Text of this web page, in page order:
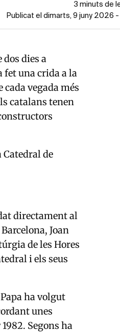
3 minuts de
Publicat el dimarts, 9 juny 2026 -
dies a
fet una crida a la
vegada més
catalans tenen
Catedral de
directament al
Joan
de les Hores
i els seus
ha volgut
unes
Segons ha